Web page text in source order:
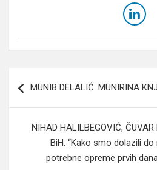
članaka
MUNIB DELALIĆ: MUNIRINA
NIHAD HALILBEGOVIĆ, ČUVAR
BiH: “Kako smo dolazili
potrebne opreme prvih